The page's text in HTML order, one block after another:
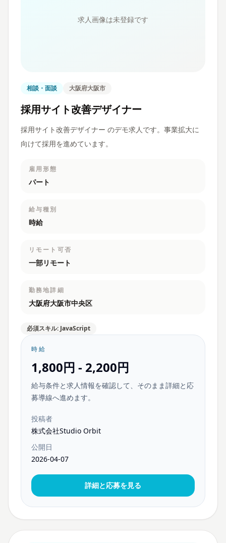
求人画像は未登録です
相談・面談 大阪府大阪市
採用サイト改善デザイナー
採用サイト改善デザイナー のデモ求人です。事業拡大に
向けて採用を進めています。
雇用形態
パート
給与種別
時給
リモート可否
一部リモート
勤務地詳細
大阪府大阪市中央区
必須スキル: JavaScript
時給
1,800円 - 2,200円
給与条件と求人情報を確認して、そのまま詳細と応
募導線へ進めます。
投稿者
株式会社Studio Orbit
公開日
2026-04-07
詳細と応募を見る